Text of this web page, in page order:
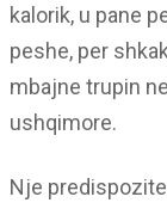
kalorik, u pane
peshe, per
mbajne trupin
ushqimore.
Nje